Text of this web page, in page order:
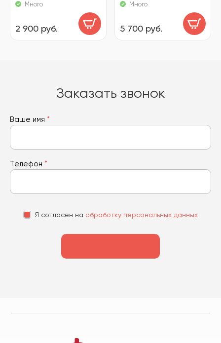
Много
2 900 руб.
Много
5 700 руб.
Заказать звонок
Ваше имя *
Телефон *
Я согласен на обработку персональных данных